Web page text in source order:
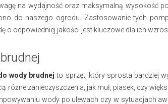
na wydajność oraz maksymalną wysokość
do naszego ogrodu. Zastosowanie tych
o odpowiedniej jakości jest kluczowe dla ich
wody brudnej to sprzęt, który sprosta bardziej
różne zanieczyszczenia, jak muł, piasek, czy
wody po ulewach czy w sytuacjach